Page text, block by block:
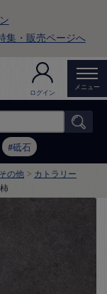
集・販売ページへ
ログイン
メニュー
砥石
の他
カトラリー